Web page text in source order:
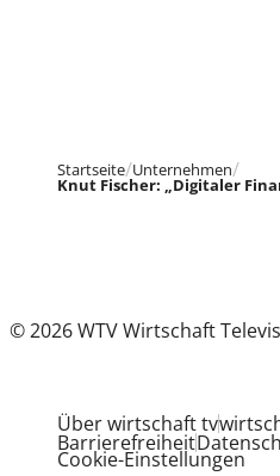
Startseite Unternehmen
Knut Fischer: „Digitaler
© 2026 WTV Wirtschaft
Über wirtschaft tv
Barrierefreiheit
Cookie-Einstellungen